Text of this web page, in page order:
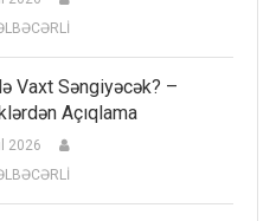
Vaxt Səngiyəcək? –
Açıqlama
2026